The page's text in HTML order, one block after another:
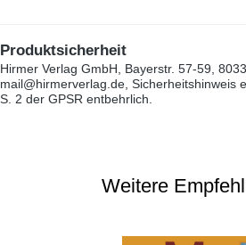
Produktsicherheit
Hirmer Verlag GmbH, Bayerstr. 57-59,
mail@hirmerverlag.de, Sicherheitshinweis
S. 2 der GPSR entbehrlich.
Weitere